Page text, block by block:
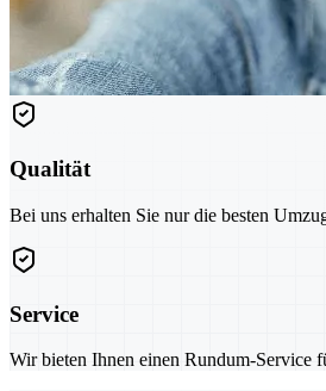
Qualität
Bei uns erhalten Sie nur die besten
Service
Wir bieten Ihnen einen Rundum-Service